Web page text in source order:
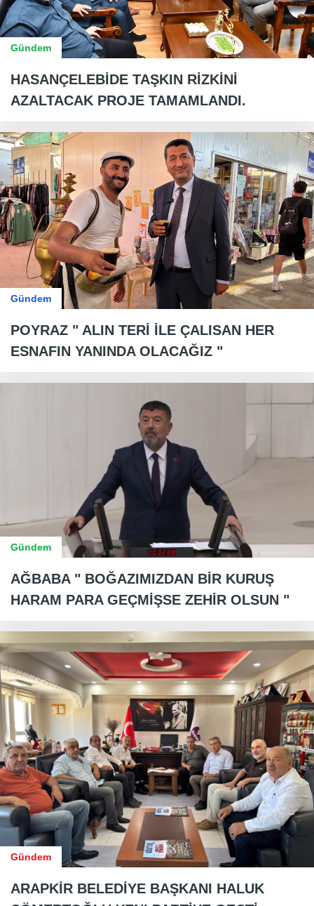
Gündem
HASANÇELEBİDE TAŞKIN RİZKİNİ
AZALTACAK PROJE TAMAMLANDI.
Gündem
POYRAZ " ALIN TERİ İLE ÇALISAN HER
ESNAFIN YANINDA OLACAĞIZ "
Gündem
AĞBABA " BOĞAZIMIZDAN BİR KURUŞ
HARAM PARA GEÇMİŞSE ZEHİR OLSUN "
Gündem
ARAPKİR BELEDİYE BAŞKANI HALUK